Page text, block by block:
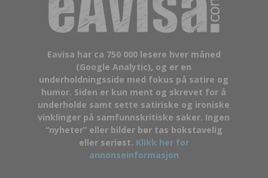
Eavisa har ca 750 000 lesere hver måned
(Google Analytic), og er en
underholdningsside med fokus på satire og
humor. Siden er kun ment og skrevet for å
underholde samt sette satiriske og ironiske
vinklinger på samfunnskritiske saker. Ingen
“nyheter” eller bilder bør tas bokstavelig
eller seriøst. Klikk her for
annonseinformasjon